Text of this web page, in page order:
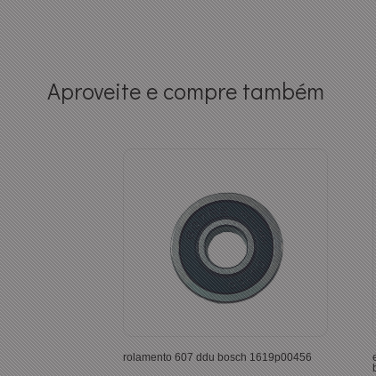
Aproveite e compre também
rolamento 607 ddu bosch 1619p00456